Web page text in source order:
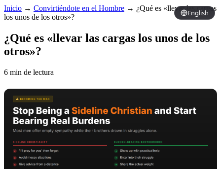
English
Inicio → Convirtiéndote en el Hombre → ¿Qué es «llevar las cargas
los unos de los otros»?
¿Qué es «llevar las cargas los unos de los
otros»?
6 min de lectura